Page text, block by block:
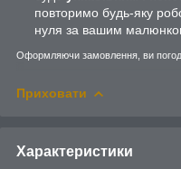
повторимо будь-яку
нуля за вашим
Оформляючи замовлення, ви
Приховати
Характеристики